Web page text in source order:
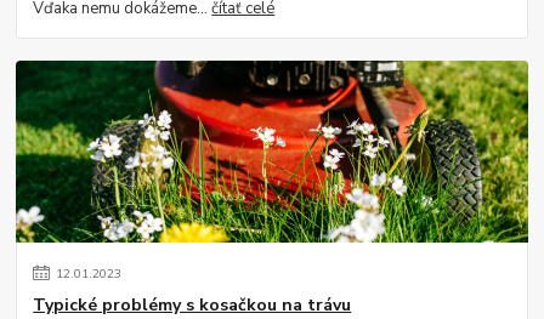
Vďaka nemu dokážeme...čítať celé
12.01.2023
Typické problémy s kosačkou na trávu